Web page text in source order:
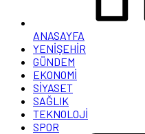
ANASAYFA
YENİŞEHİR
GÜNDEM
EKONOMİ
SİYASET
SAĞLIK
TEKNOLOJİ
SPOR